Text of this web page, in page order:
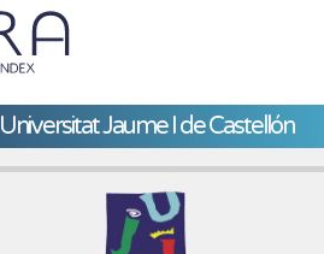
Universitat Jaume I de Castellón